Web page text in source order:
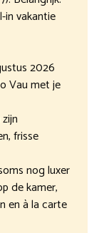
in vakantie
2026
Vau met je
frisse
nog luxer
de kamer,
en à la carte